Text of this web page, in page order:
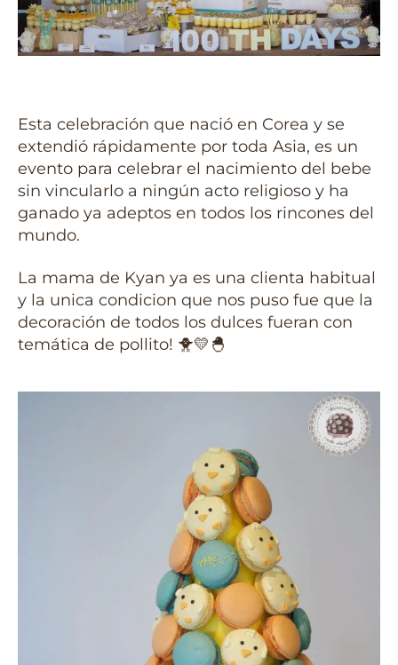
Esta celebración que nació en Corea y se
extendió rápidamente por toda Asia, es un
evento para celebrar el nacimiento del bebe
sin vincularlo a ningún acto religioso y ha
ganado ya adeptos en todos los rincones del
mundo.
La mama de Kyan ya es una clienta habitual
y la unica condicion que nos puso fue que la
decoración de todos los dulces fueran con
temática de pollito! 🐥💛🐣